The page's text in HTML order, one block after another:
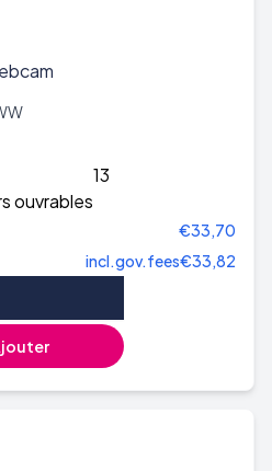
13
ouvrables
€33,70
incl.gov.fees€33,82